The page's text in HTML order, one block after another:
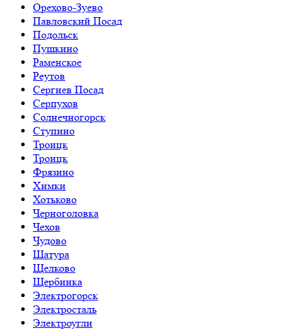
Орехово-Зуево
Павловский Посад
Подольск
Пушкино
Раменское
Реутов
Сергиев Посад
Серпухов
Солнечногорск
Ступино
Троицк
Троицк
Фрязино
Химки
Хотьково
Черноголовка
Чехов
Чудово
Шатура
Щелково
Щербинка
Электрогорск
Электросталь
Электроугли